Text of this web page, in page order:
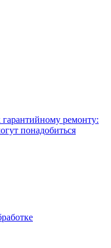
ремонту:
понадобиться